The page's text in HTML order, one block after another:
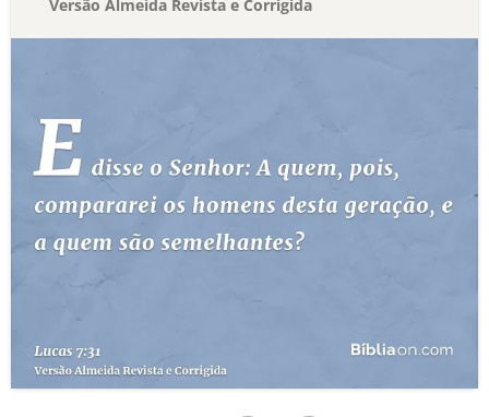
Versão Almeida Revista e Corrigida